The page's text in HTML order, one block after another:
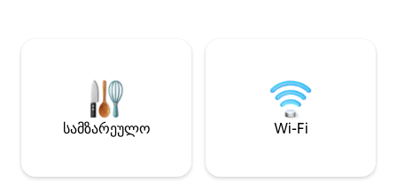
სამზარეულო Wi-Fi